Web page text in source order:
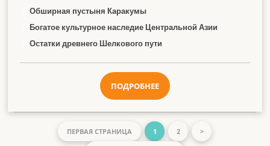
Обширная пустыня Каракумы
Богатое культурное наследие Центральной Азии
Остатки древнего Шелкового пути
ПОДРОБНЕЕ
ПЕРВАЯ СТРАНИЦА 1 2 >